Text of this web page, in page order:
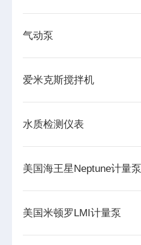
气动泵
爱米克斯搅拌机
水质检测仪表
美国海王星Neptune计量泵
美国米顿罗LMI计量泵